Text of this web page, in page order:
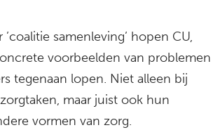
samenleving’ hopen CU,
voorbeelden van problemen
tegenaan lopen. Niet alleen bij
maar juist ook hun
vormen van zorg.